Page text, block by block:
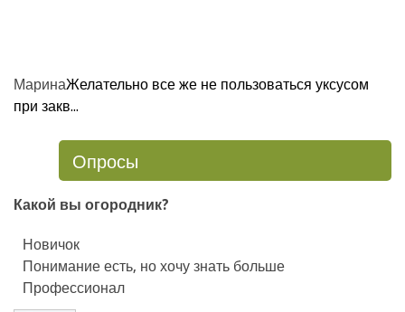
МаринаЖелательно все же не пользоваться уксусом
при закв...
Опросы
Какой вы огородник?
Новичок
Понимание есть, но хочу знать больше
Профессионал